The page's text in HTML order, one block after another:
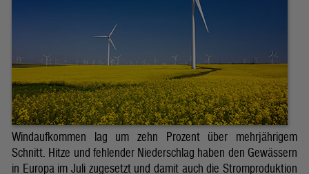
Windaufkommen lag um zehn Prozent über mehrjährigem
Schnitt. Hitze und fehlender Niederschlag haben den Gewässern
in Europa im Juli zugesetzt und damit auch die Stromproduktion